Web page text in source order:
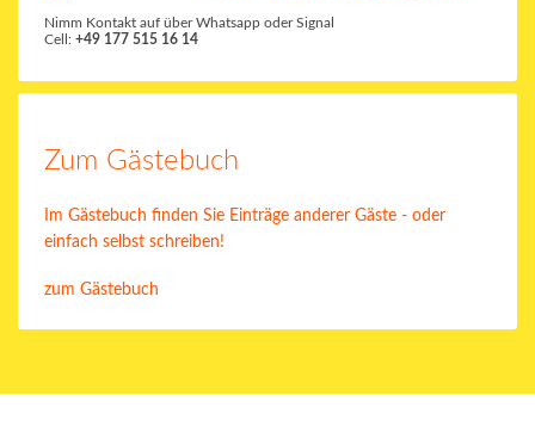
Nimm Kontakt auf über Whatsapp oder Signal
Cell: +49 177 515 16 14
Zum Gästebuch
Im Gästebuch finden Sie Einträge anderer Gäste - oder
einfach selbst schreiben!
zum Gästebuch